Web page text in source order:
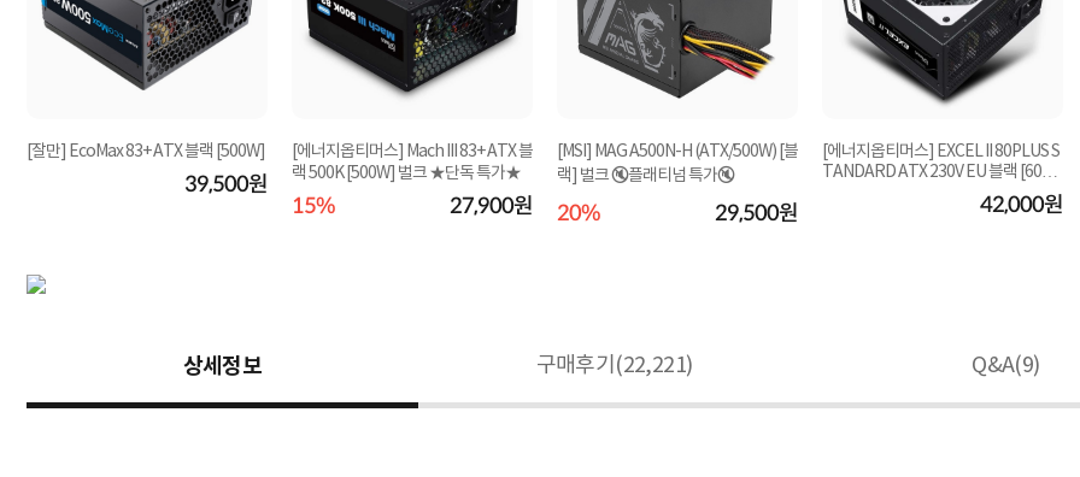
[잘만] EcoMax 83+ ATX 블랙 [500W]
39,500원
[에너지옵티머스] Mach III 83+ ATX 블
랙 500K [500W] 벌크 ★단독 특가★
15% 27,900원
[MSI] MAG A500N-H (ATX/500W) [블
랙] 벌크 🔇플래티넘 특가🔇
20% 29,500원
[에너지옵티머스] EXCEL II 80PLUS S
TANDARD ATX 230V EU 블랙 [600
42,000원
상세정보 구매후기(22,221) Q&A(9)